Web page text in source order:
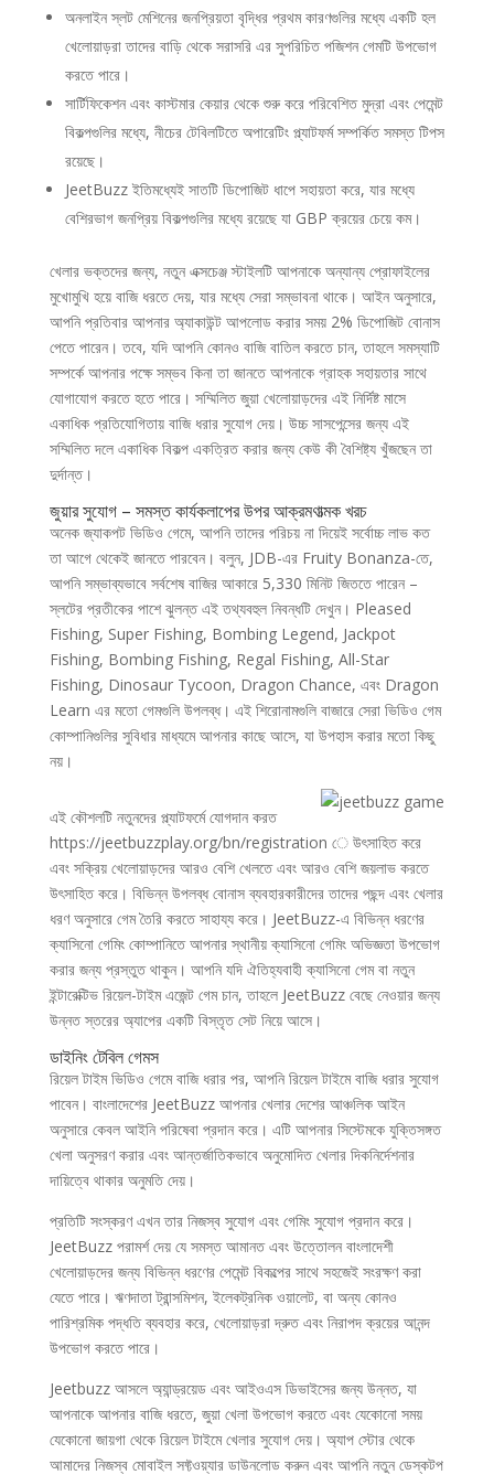
অনলাইন স্লট মেশিনের জনপ্রিয়তা বৃদ্ধির প্রথম কারণগুলির মধ্যে একটি হল
খেলোয়াড়রা তাদের বাড়ি থেকে সরাসরি এর সুপরিচিত পজিশন গেমটি উপভোগ
করতে পারে।
সার্টিফিকেশন এবং কাস্টমার কেয়ার থেকে শুরু করে পরিবেশিত মুদ্রা এবং পেমেন্ট
বিকল্পগুলির মধ্যে, নীচের টেবিলটিতে অপারেটিং প্ল্যাটফর্ম সম্পর্কিত সমস্ত টিপস
রয়েছে।
JeetBuzz ইতিমধ্যেই সাতটি ডিপোজিট ধাপে সহায়তা করে, যার মধ্যে
বেশিরভাগ জনপ্রিয় বিকল্পগুলির মধ্যে রয়েছে যা GBP ক্রয়ের চেয়ে কম।
খেলার ভক্তদের জন্য, নতুন এক্সচেঞ্জ স্টাইলটি আপনাকে অন্যান্য প্রোফাইলের
মুখোমুখি হয়ে বাজি ধরতে দেয়, যার মধ্যে সেরা সম্ভাবনা থাকে। আইন অনুসারে,
আপনি প্রতিবার আপনার অ্যাকাউন্ট আপলোড করার সময় 2% ডিপোজিট বোনাস
পেতে পারেন। তবে, যদি আপনি কোনও বাজি বাতিল করতে চান, তাহলে সমস্যাটি
সম্পর্কে আপনার পক্ষে সম্ভব কিনা তা জানতে আপনাকে গ্রাহক সহায়তার সাথে
যোগাযোগ করতে হতে পারে। সম্মিলিত জুয়া খেলোয়াড়দের এই নির্দিষ্ট মাসে
একাধিক প্রতিযোগিতায় বাজি ধরার সুযোগ দেয়। উচ্চ সাসপেন্সের জন্য এই
সম্মিলিত দলে একাধিক বিকল্প একত্রিত করার জন্য কেউ কী বৈশিষ্ট্য খুঁজছেন তা
দুর্দান্ত।
জুয়ার সুযোগ – সমস্ত কার্যকলাপের উপর আক্রমণাত্মক খরচ
অনেক জ্যাকপট ভিডিও গেমে, আপনি তাদের পরিচয় না দিয়েই সর্বোচ্চ লাভ কত
তা আগে থেকেই জানতে পারবেন। বলুন, JDB-এর Fruity Bonanza-তে,
আপনি সম্ভাব্যভাবে সর্বশেষ বাজির আকারে 5,330 মিনিট জিততে পারেন –
স্লটের প্রতীকের পাশে ঝুলন্ত এই তথ্যবহুল নিবন্ধটি দেখুন। Pleased
Fishing, Super Fishing, Bombing Legend, Jackpot
Fishing, Bombing Fishing, Regal Fishing, All-Star
Fishing, Dinosaur Tycoon, Dragon Chance, এবং Dragon
Learn এর মতো গেমগুলি উপলব্ধ। এই শিরোনামগুলি বাজারে সেরা ভিডিও গেম
কোম্পানিগুলির সুবিধার মাধ্যমে আপনার কাছে আসে, যা উপহাস করার মতো কিছু
নয়।
এই কৌশলটি নতুনদের প্ল্যাটফর্মে যোগদান করত
https://jeetbuzzplay.org/bn/registration ে উৎসাহিত করে
এবং সক্রিয় খেলোয়াড়দের আরও বেশি খেলতে এবং আরও বেশি জয়লাভ করতে
উৎসাহিত করে। বিভিন্ন উপলব্ধ বোনাস ব্যবহারকারীদের তাদের পছন্দ এবং খেলার
ধরণ অনুসারে গেম তৈরি করতে সাহায্য করে। JeetBuzz-এ বিভিন্ন ধরণের
ক্যাসিনো গেমিং কোম্পানিতে আপনার স্থানীয় ক্যাসিনো গেমিং অভিজ্ঞতা উপভোগ
করার জন্য প্রস্তুত থাকুন। আপনি যদি ঐতিহ্যবাহী ক্যাসিনো গেম বা নতুন
ইন্টারেক্টিভ রিয়েল-টাইম এজেন্ট গেম চান, তাহলে JeetBuzz বেছে নেওয়ার জন্য
উন্নত স্তরের অ্যাপের একটি বিস্তৃত সেট নিয়ে আসে।
ডাইনিং টেবিল গেমস
রিয়েল টাইম ভিডিও গেমে বাজি ধরার পর, আপনি রিয়েল টাইমে বাজি ধরার সুযোগ
পাবেন। বাংলাদেশের JeetBuzz আপনার খেলার দেশের আঞ্চলিক আইন
অনুসারে কেবল আইনি পরিষেবা প্রদান করে। এটি আপনার সিস্টেমকে যুক্তিসঙ্গত
খেলা অনুসরণ করার এবং আন্তর্জাতিকভাবে অনুমোদিত খেলার দিকনির্দেশনার
দায়িত্বে থাকার অনুমতি দেয়।
প্রতিটি সংস্করণ এখন তার নিজস্ব সুযোগ এবং গেমিং সুযোগ প্রদান করে।
JeetBuzz পরামর্শ দেয় যে সমস্ত আমানত এবং উত্তোলন বাংলাদেশী
খেলোয়াড়দের জন্য বিভিন্ন ধরণের পেমেন্ট বিকল্পের সাথে সহজেই সংরক্ষণ করা
যেতে পারে। ঋণদাতা ট্রান্সমিশন, ইলেকট্রনিক ওয়ালেট, বা অন্য কোনও
পারিশ্রমিক পদ্ধতি ব্যবহার করে, খেলোয়াড়রা দ্রুত এবং নিরাপদ ক্রয়ের আনন্দ
উপভোগ করতে পারে।
Jeetbuzz আসলে অ্যান্ড্রয়েড এবং আইওএস ডিভাইসের জন্য উন্নত, যা
আপনাকে আপনার বাজি ধরতে, জুয়া খেলা উপভোগ করতে এবং যেকোনো সময়
যেকোনো জায়গা থেকে রিয়েল টাইমে খেলার সুযোগ দেয়। অ্যাপ স্টোর থেকে
আমাদের নিজস্ব মোবাইল সফ্টওয়্যার ডাউনলোড করুন এবং আপনি নতুন ডেস্কটপ